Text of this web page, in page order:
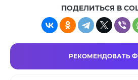
ПОДЕЛИТЬСЯ В
РЕКОМЕНДОВАТЬ